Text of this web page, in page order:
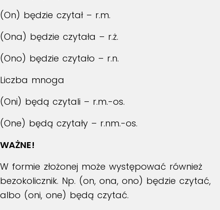
(On) będzie czytał – r.m.
(Ona) będzie czytała – r.ż.
(Ono) będzie czytało – r.n.
Liczba mnoga
(Oni) będą czytali – r.m.-os.
(One) będą czytały – r.nm.-os.
WAŻNE!
W formie złożonej może występować również
bezokolicznik. Np. (on, ona, ono) będzie czytać,
albo (oni, one) będą czytać.